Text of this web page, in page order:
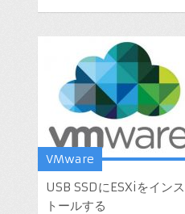
VMware
USB SSDにESXiをインス
トールする